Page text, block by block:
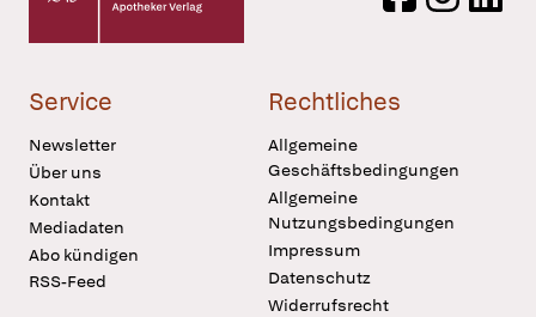
Service
Newsletter
Über uns
Kontakt
Mediadaten
Abo kündigen
RSS-Feed
Rechtliches
Allgemeine
Geschäftsbedingungen
Allgemeine
Nutzungsbedingungen
Impressum
Datenschutz
Widerrufsrecht